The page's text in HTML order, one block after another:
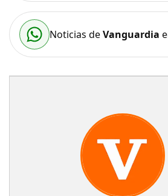
Noticias deVanguardia